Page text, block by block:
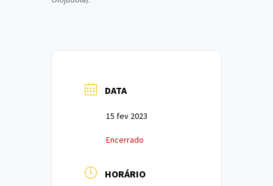
DATA
15 fev 2023
Encerrado
HORÁRIO